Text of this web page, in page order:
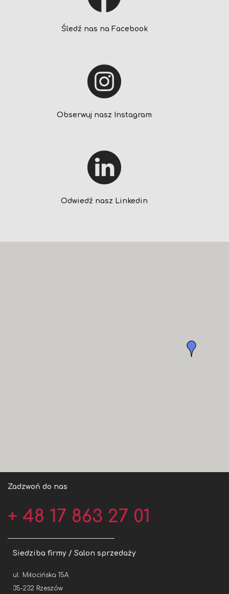
Śledź nas na Facebook
Obserwuj nasz Instagram
Odwiedź nasz Linkedin
Zadzwoń do nas
+ 48 17 863 27 01
Siedziba firmy / Salon sprzedaży
ul. Miłocińska 15A
35-232 Rzeszów